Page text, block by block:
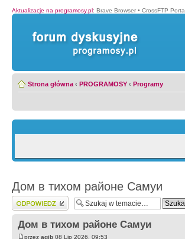
Aktualizacje na programosy.pl: Brave Browser • CrossFTP
Strona główna ‹ PROGRAMOSY ‹ Programy
Дом в тихом районе Самуи
Wyślij odpowiedź
Дом в тихом районе Самуи
przez aqib 08 Lip 2026, 09:53